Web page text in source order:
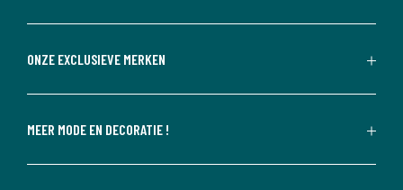
ONZE EXCLUSIEVE MERKEN
MEER MODE EN DECORATIE !